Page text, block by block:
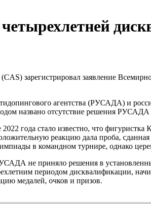
четырехлетней
зарегистрировал заявление
агентства (РУСАДА) и
названо отсутствие решения РУСАДА
года стало известно, что
реакцию дала проба,
в командном турнире, однако
не приняло решения в
периодом дисквалификации,
медалей, очков и призов.